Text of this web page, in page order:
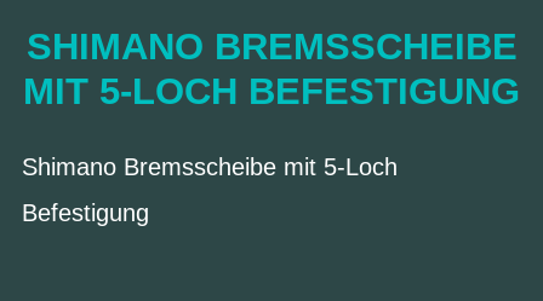
SHIMANO BREMSSCHEIBE
MIT 5-LOCH BEFESTIGUNG
Shimano Bremsscheibe mit 5-Loch
Befestigung